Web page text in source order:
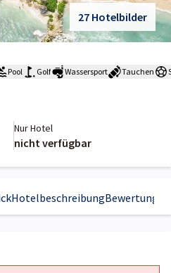
27 Hotelbilder
Pool Golf Wassersport Tauchen
Nur Hotel
nicht verfügbar
HotelbeschreibungBewertungen